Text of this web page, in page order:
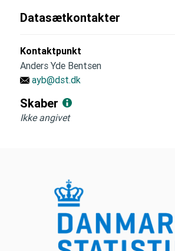
Datasætkontakter
Kontaktpunkt
Anders Yde Bentsen
ayb@dst.dk
Skaber
Ikke angivet